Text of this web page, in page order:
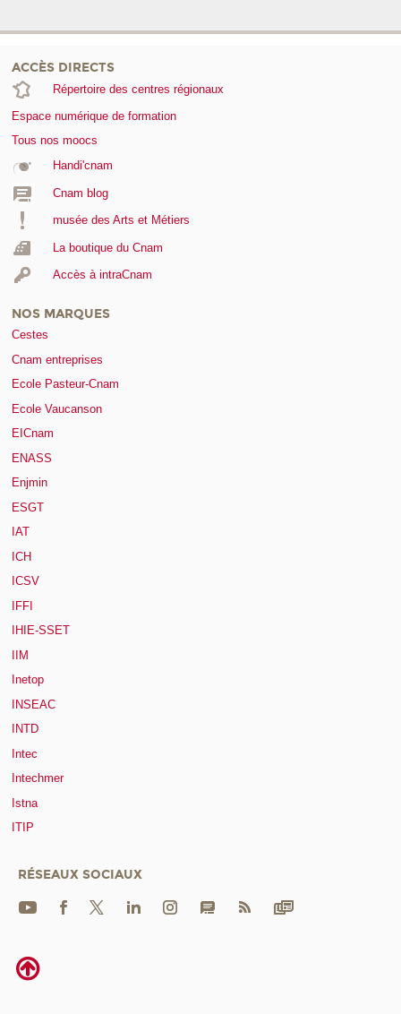
ACCÈS DIRECTS
Répertoire des centres régionaux
Espace numérique de formation
Tous nos moocs
Handi'cnam
Cnam blog
musée des Arts et Métiers
La boutique du Cnam
Accès à intraCnam
NOS MARQUES
Cestes
Cnam entreprises
Ecole Pasteur-Cnam
Ecole Vaucanson
EICnam
ENASS
Enjmin
ESGT
IAT
ICH
ICSV
IFFI
IHIE-SSET
IIM
Inetop
INSEAC
INTD
Intec
Intechmer
Istna
ITIP
RÉSEAUX SOCIAUX